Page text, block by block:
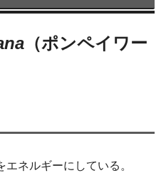
（ポンペイワー
ネルギーにしている。